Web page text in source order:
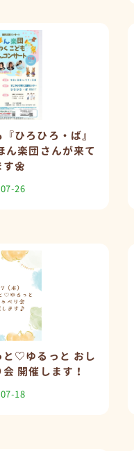
ひろひろ・ば』
ん楽団さんが来て
す🌼
26
と♡ゆるっと おし
開催します！
18